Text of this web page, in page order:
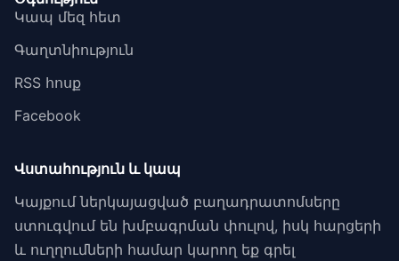
Կապ մեզ հետ
Գաղտնիություն
RSS հոսք
Facebook
Վստահություն և կապ
Կայքում ներկայացված բաղադրատոմսերը
ստուգվում են խմբագրման փուլով, իսկ հարցերի
և ուղղումների համար կարող եք գրել